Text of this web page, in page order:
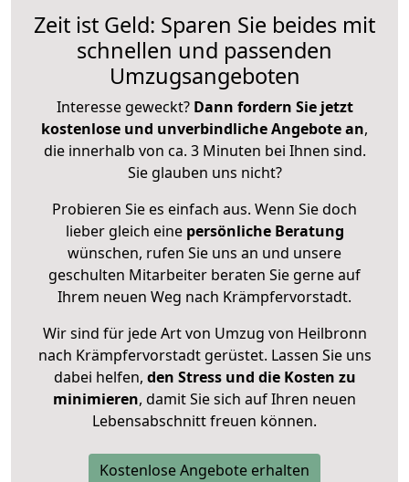
Zeit ist Geld: Sparen Sie beides mit
schnellen und passenden
Umzugsangeboten
Interesse geweckt? Dann fordern Sie jetzt
kostenlose und unverbindliche Angebote an,
die innerhalb von ca. 3 Minuten bei Ihnen sind.
Sie glauben uns nicht?
Probieren Sie es einfach aus. Wenn Sie doch
lieber gleich eine persönliche Beratung
wünschen, rufen Sie uns an und unsere
geschulten Mitarbeiter beraten Sie gerne auf
Ihrem neuen Weg nach Krämpfervorstadt.
Wir sind für jede Art von Umzug von Heilbronn
nach Krämpfervorstadt gerüstet. Lassen Sie uns
dabei helfen, den Stress und die Kosten zu
minimieren, damit Sie sich auf Ihren neuen
Lebensabschnitt freuen können.
Kostenlose Angebote erhalten